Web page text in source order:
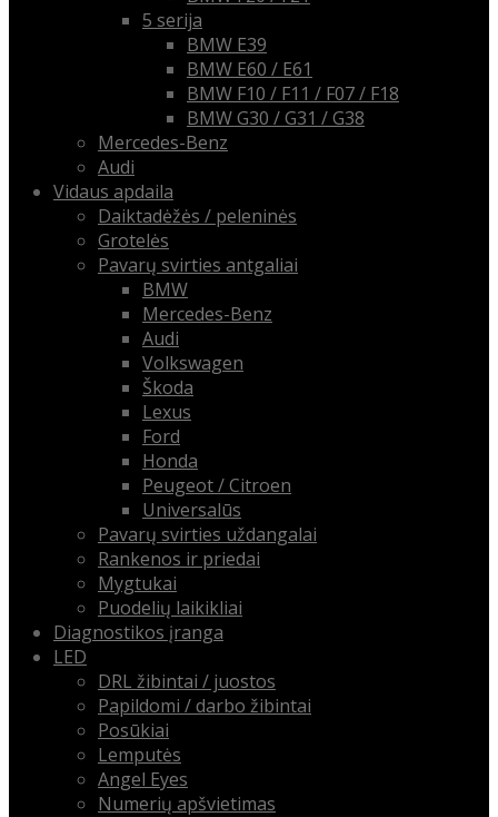
5 serija
BMW E39
BMW E60 / E61
BMW F10 / F11 / F07 / F18
BMW G30 / G31 / G38
Mercedes-Benz
Audi
Vidaus apdaila
Daiktadėžės / peleninės
Grotelės
Pavarų svirties antgaliai
BMW
Mercedes-Benz
Audi
Volkswagen
Škoda
Lexus
Ford
Honda
Peugeot / Citroen
Universalūs
Pavarų svirties uždangalai
Rankenos ir priedai
Mygtukai
Puodelių laikikliai
Diagnostikos įranga
LED
DRL žibintai / juostos
Papildomi / darbo žibintai
Posūkiai
Lemputės
Angel Eyes
Numerių apšvietimas